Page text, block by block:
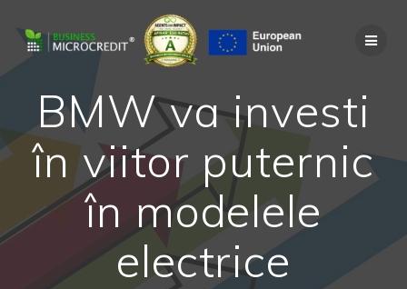
to
content
BMW va investi
în viitor puternic
în modelele
electrice